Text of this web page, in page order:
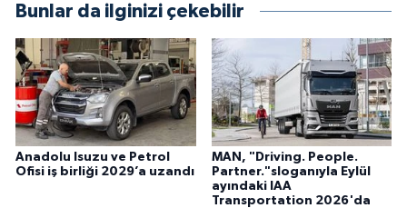
Bunlar da ilginizi çekebilir
Anadolu Isuzu ve Petrol
Ofisi iş birliği 2029’a uzandı
MAN, "Driving. People.
Partner."sloganıyla Eylül
ayındaki IAA
Transportation 2026'da